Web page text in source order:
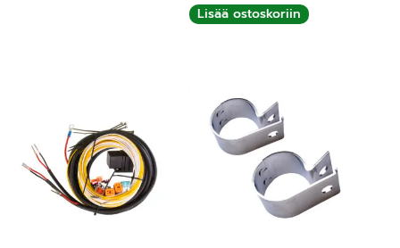
Lisää ostoskoriin